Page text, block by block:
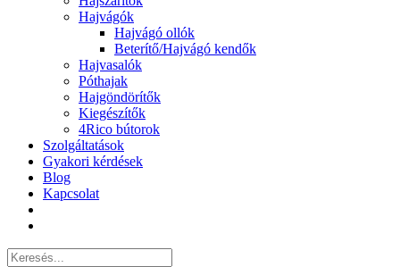
Hajvágók
Hajvágó ollók
Beterítő/Hajvágó kendők
Hajvasalók
Póthajak
Hajgöndörítők
Kiegészítők
4Rico bútorok
Szolgáltatások
Gyakori kérdések
Blog
Kapcsolat
Keresés...